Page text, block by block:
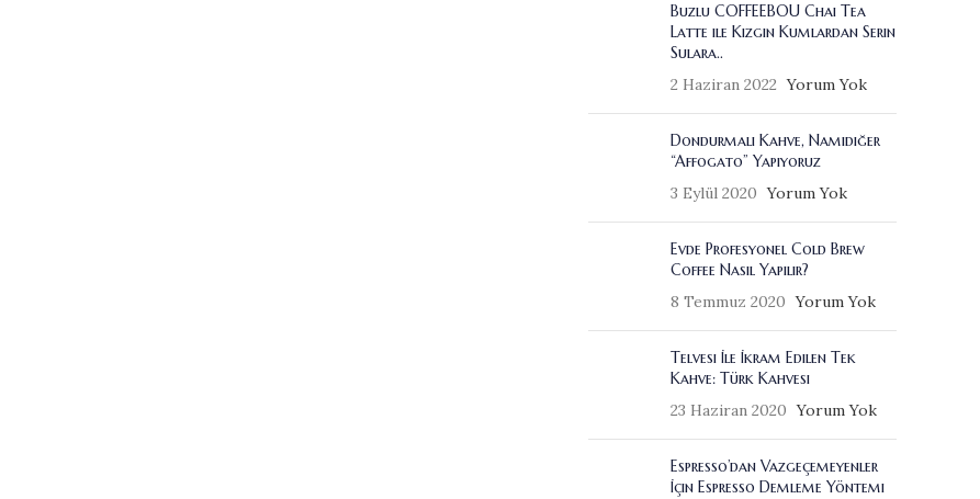
Buzlu COFFEEBOU Chai Tea
Latte ile Kızgın Kumlardan Serin
Sulara..
2 Haziran 2022 Yorum Yok
Dondurmalı Kahve, Namıdiğer
“Affogato” Yapıyoruz
3 Eylül 2020 Yorum Yok
Evde Profesyonel Cold Brew
Coffee Nasıl Yapılır?
8 Temmuz 2020 Yorum Yok
Telvesi İle İkram Edilen Tek
Kahve: Türk Kahvesi
23 Haziran 2020 Yorum Yok
Espresso’dan Vazgeçemeyenler
İçin Espresso Demleme Yöntemi